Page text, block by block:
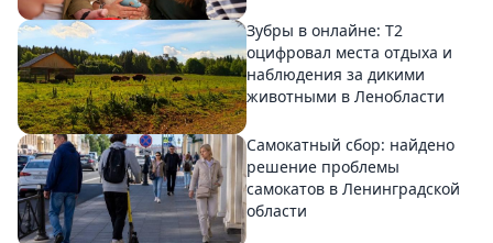
Зубры в онлайне: Т2
оцифровал места отдыха и
наблюдения за дикими
животными в Ленобласти
Самокатный сбор: найдено
решение проблемы
самокатов в Ленинградской
области